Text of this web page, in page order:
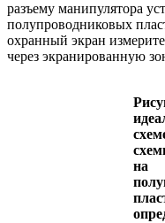
разъему манипулятора
полупроводниковых
охранный экран
через экранированную
на